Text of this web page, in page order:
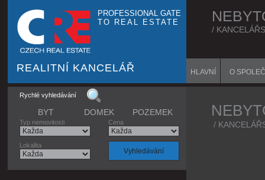
PROFESSIONAL GATE
TO REAL ESTATE
REALITNÍ KANCELÁŘ
/
HLAVNÍ O
Rychlé vyhledávání
BYT DOMEK POZEMEK
Typ nemovitosti Cena
Lokalita
/